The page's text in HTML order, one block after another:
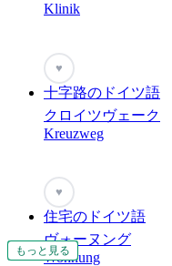
もっと見る
もっと見る
もっと見る
もっと見る
もっと見る
もっと見る
もっと見る
Klinik
♥
十字路のドイツ語
クロイツヴェーク
Kreuzweg
♥
住宅のドイツ語
ヴォーヌング
Wohnung
もっと見る
もっと見る
もっと見る